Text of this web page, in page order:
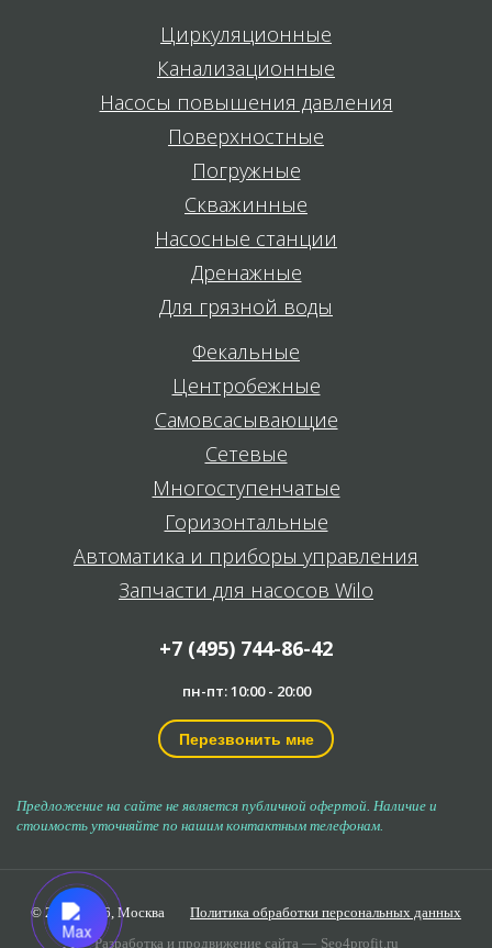
Циркуляционные
Канализационные
Насосы повышения давления
Поверхностные
Погружные
Скважинные
Насосные станции
Дренажные
Для грязной воды
Фекальные
Центробежные
Самовсасывающие
Сетевые
Многоступенчатые
Горизонтальные
Автоматика и приборы управления
Запчасти для насосов Wilo
+7 (495) 744-86-42
пн-пт: 10:00 - 20:00
Перезвонить мне
Предложение на сайте не является публичной офертой. Наличие и
стоимость уточняйте по нашим контактным телефонам.
© 2006-2026, Москва
Политика обработки персональных данных
Разработка и продвижение сайта — Seo4profit.ru